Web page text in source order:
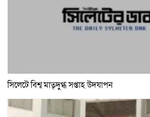
সিলেটে বিশ্ব মাতৃদুগ্ধ সপ্তাহ উদযাপন